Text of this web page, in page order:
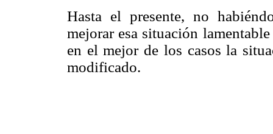
Hasta el presente, no
mejorar esa situación
en el mejor de los casos la
modificado.